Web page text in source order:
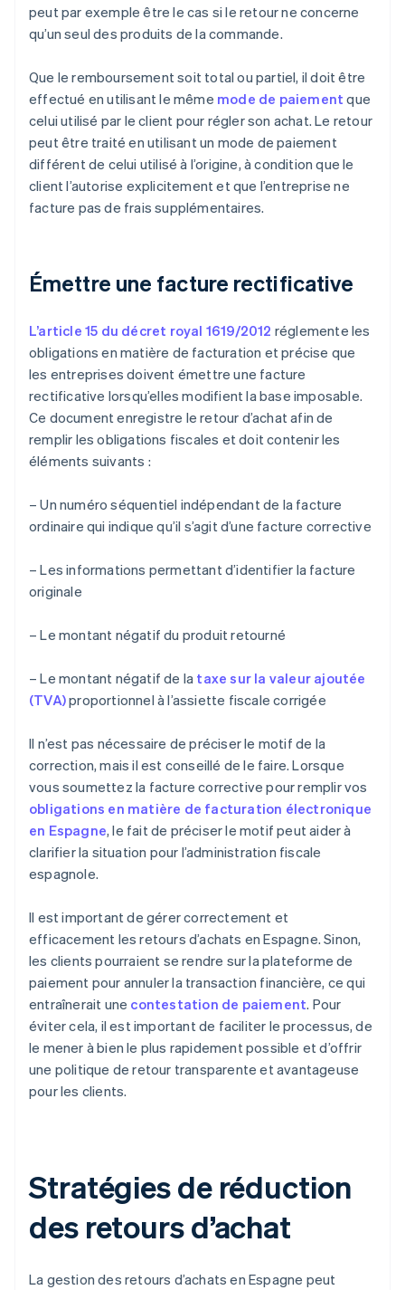
peut par exemple être le cas si le retour ne concerne
qu’un seul des produits de la commande.
Que le remboursement soit total ou partiel, il doit être
effectué en utilisant le même mode de paiement que
celui utilisé par le client pour régler son achat. Le retour
peut être traité en utilisant un mode de paiement
différent de celui utilisé à l’origine, à condition que le
client l’autorise explicitement et que l’entreprise ne
facture pas de frais supplémentaires.
Émettre une facture rectificative
L’article 15 du décret royal 1619/2012 réglemente les
obligations en matière de facturation et précise que
les entreprises doivent émettre une facture
rectificative lorsqu’elles modifient la base imposable.
Ce document enregistre le retour d’achat afin de
remplir les obligations fiscales et doit contenir les
éléments suivants :
– Un numéro séquentiel indépendant de la facture
ordinaire qui indique qu’il s’agit d’une facture corrective
– Les informations permettant d’identifier la facture
originale
– Le montant négatif du produit retourné
– Le montant négatif de la taxe sur la valeur ajoutée
(TVA)proportionnel à l’assiette fiscale corrigée
Il n’est pas nécessaire de préciser le motif de la
correction, mais il est conseillé de le faire. Lorsque
vous soumettez la facture corrective pour remplir vos
obligations en matière de facturation électronique
en Espagne, le fait de préciser le motif peut aider à
clarifier la situation pour l’administration fiscale
espagnole.
Il est important de gérer correctement et
efficacement les retours d’achats en Espagne. Sinon,
les clients pourraient se rendre sur la plateforme de
paiement pour annuler la transaction financière, ce qui
entraînerait une contestation de paiement. Pour
éviter cela, il est important de faciliter le processus, de
le mener à bien le plus rapidement possible et d’offrir
une politique de retour transparente et avantageuse
pour les clients.
Stratégies de réduction
des retours d’achat
La gestion des retours d’achats en Espagne peut